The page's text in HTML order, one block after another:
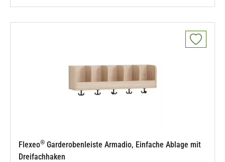
mit einer Höhe von 40 cm. Zur einfachen Selbstmontage.
Flexeo® Garderobenleiste Armadio, Einfache Ablage mit
Dreifachhaken